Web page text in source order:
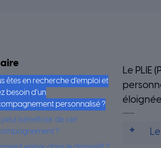
êtes en recherche d’emploi et
besoin d’un
personnalisé ?
peut bénéficier de cet
?
Le PLIE